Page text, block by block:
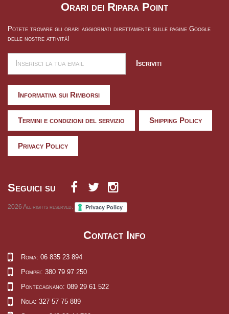
Orari dei Ripara Point
Potete trovare gli orari aggiornati direttamente sulle pagine Google
delle nostre attività!
Iscriviti
Informativa sui Rimborsi
Termini e condizioni del servizio Shipping Policy
Privacy Policy
Seguici su
2026 All rights reserved.
Contact Info
Roma: 06 835 23 894
Pompei: 380 79 97 250
Pontecagnano: 089 29 61 522
Nola: 327 57 75 889